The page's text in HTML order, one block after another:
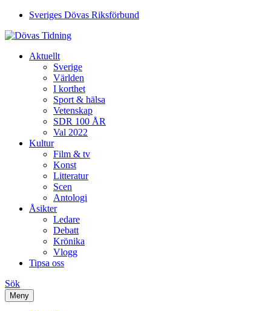
Sveriges Dövas Riksförbund
Aktuellt
Sverige
Världen
I korthet
Sport & hälsa
Vetenskap
SDR 100 ÅR
Val 2022
Kultur
Film & tv
Konst
Litteratur
Scen
Antologi
Åsikter
Ledare
Debatt
Krönika
Vlogg
Tipsa oss
Sök
Meny